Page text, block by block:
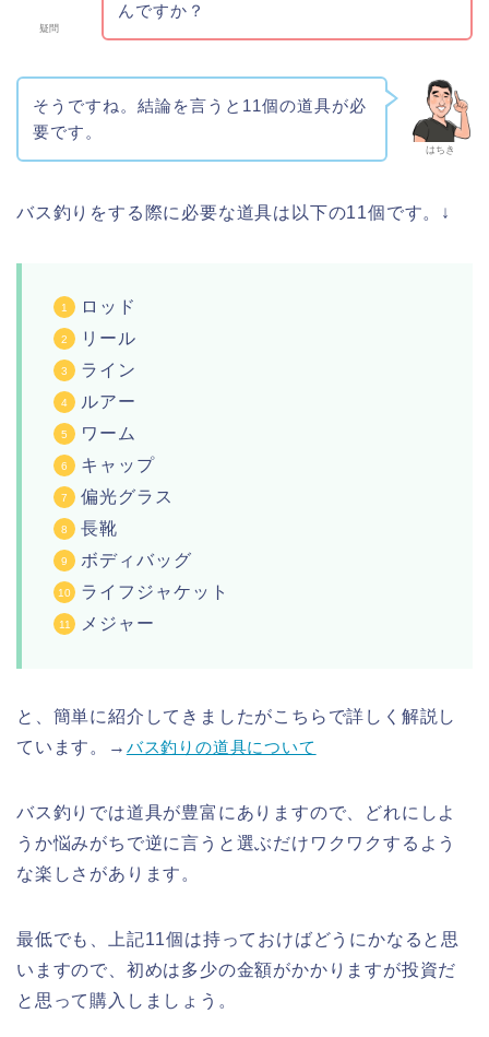
疑問
んですか？
はちき
そうですね。結論を言うと11個の道具が必
要です。
バス釣りをする際に必要な道具は以下の11個です。↓
ロッド
リール
ライン
ルアー
ワーム
キャップ
偏光グラス
長靴
ボディバッグ
ライフジャケット
メジャー
と、簡単に紹介してきましたがこちらで詳しく解説し
ています。→ バス釣りの道具について
バス釣りでは道具が豊富にありますので、どれにしよ
うか悩みがちで逆に言うと選ぶだけワクワクするよう
な楽しさがあります。
最低でも、上記11個は持っておけばどうにかなると思
いますので、初めは多少の金額がかかりますが投資だ
と思って購入しましょう。